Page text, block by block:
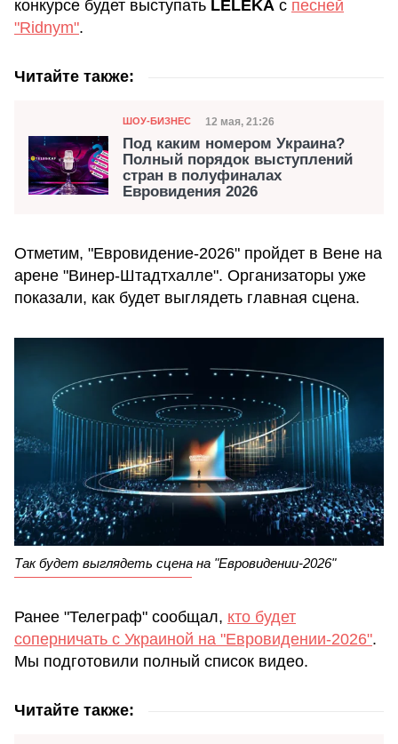
конкурсе будет выступать LELEKA с песней
"Ridnym".
Читайте также:
Категория
ШОУ-БИЗНЕС Дата публикации
12 мая, 21:26
Под каким номером Украина?
Полный порядок выступлений
стран в полуфиналах
Евровидения 2026
Отметим, "Евровидение-2026" пройдет в Вене на
арене "Винер-Штадтхалле". Организаторы уже
показали, как будет выглядеть главная сцена.
Так будет выглядеть сцена на "Евровидении-2026"
Ранее "Телеграф" сообщал, кто будет
соперничать с Украиной на "Евровидении-2026".
Мы подготовили полный список видео.
Читайте также: